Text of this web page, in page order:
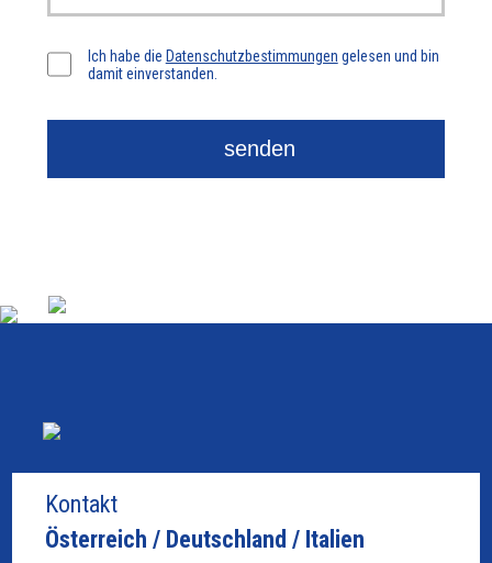
Ich habe die Datenschutzbestimmungen gelesen und bin
damit einverstanden.
Kontakt
Österreich / Deutschland / Italien